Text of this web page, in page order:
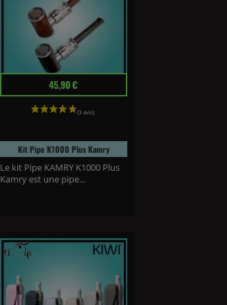
45,90 €
Kit Pipe K1000 Plus Kamry
Le kit Pipe KAMRY K1000 Plus
Kamry est une pipe...